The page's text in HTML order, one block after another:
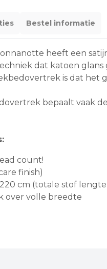
Bestel informatie
heeft een
dat katoen
is dat het
bepaalt vaak
count!
finish)
cm (totale stof lengte
over volle breedte